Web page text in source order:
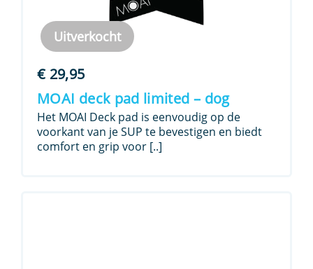
Uitverkocht
€29,95
MOAI deck pad limited – dog
Het MOAI Deck pad is eenvoudig op de
voorkant van je SUP te bevestigen en biedt
comfort en grip voor [..]